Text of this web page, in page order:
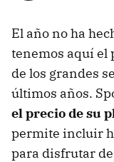
El año no ha
tenemos aquí el
de los grandes
últimos años.
el precio de su
permite incluir
para disfrutar